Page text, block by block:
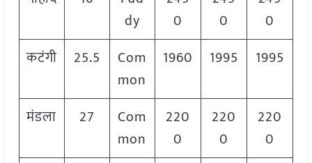
dy
0
0
0
कटंगी
25.5
Com
mon
1960 1995 1995
मंडला 27
Com
mon
220
0
220
0
220
0